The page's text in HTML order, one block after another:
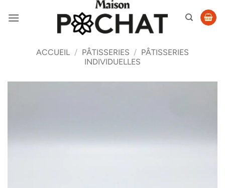
ACCUEIL / PÂTISSERIES / PÂTISSERIES
INDIVIDUELLES